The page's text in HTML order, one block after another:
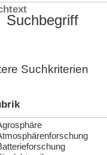
Suchkriterien